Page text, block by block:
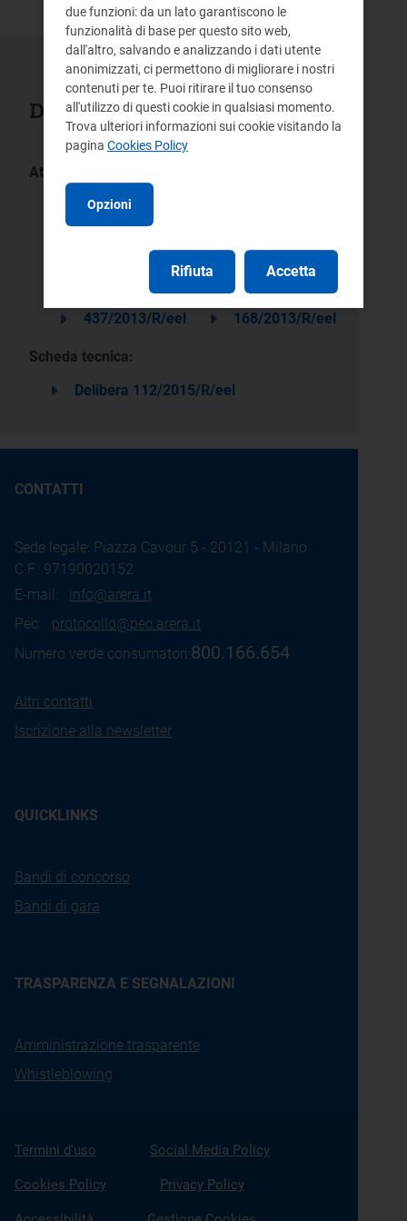
Documenti collegati
Atti:
677/2016/R/eel
668/2015/R/eel
160/2015/R/eel
385/2014/R/eel
467/2013/R/eel
437/2013/R/eel
168/2013/R/eel
Scheda tecnica:
Delibera 112/2015/R/eel
CONTATTI
Sede legale: Piazza Cavour 5 - 20121 - Milano
C.F.: 97190020152
E-mail: info@arera.it
Pec: protocollo@pec.arera.it
Numero verde consumatori:800.166.654
Altri contatti
Iscrizione alla newsletter
QUICKLINKS
Bandi di concorso
Bandi di gara
TRASPARENZA E SEGNALAZIONI
Amministrazione trasparente
Whistleblowing
Termini d'uso Social Media Policy
Cookies Policy Privacy Policy
due funzioni: da un lato garantiscono le
funzionalità di base per questo sito web,
dall'altro, salvando e analizzando i dati utente
anonimizzati, ci permettono di migliorare i nostri
contenuti per te. Puoi ritirare il tuo consenso
all'utilizzo di questi cookie in qualsiasi momento.
Trova ulteriori informazioni sui cookie visitando la
pagina Cookies Policy
Opzioni
Rifiuta Accetta